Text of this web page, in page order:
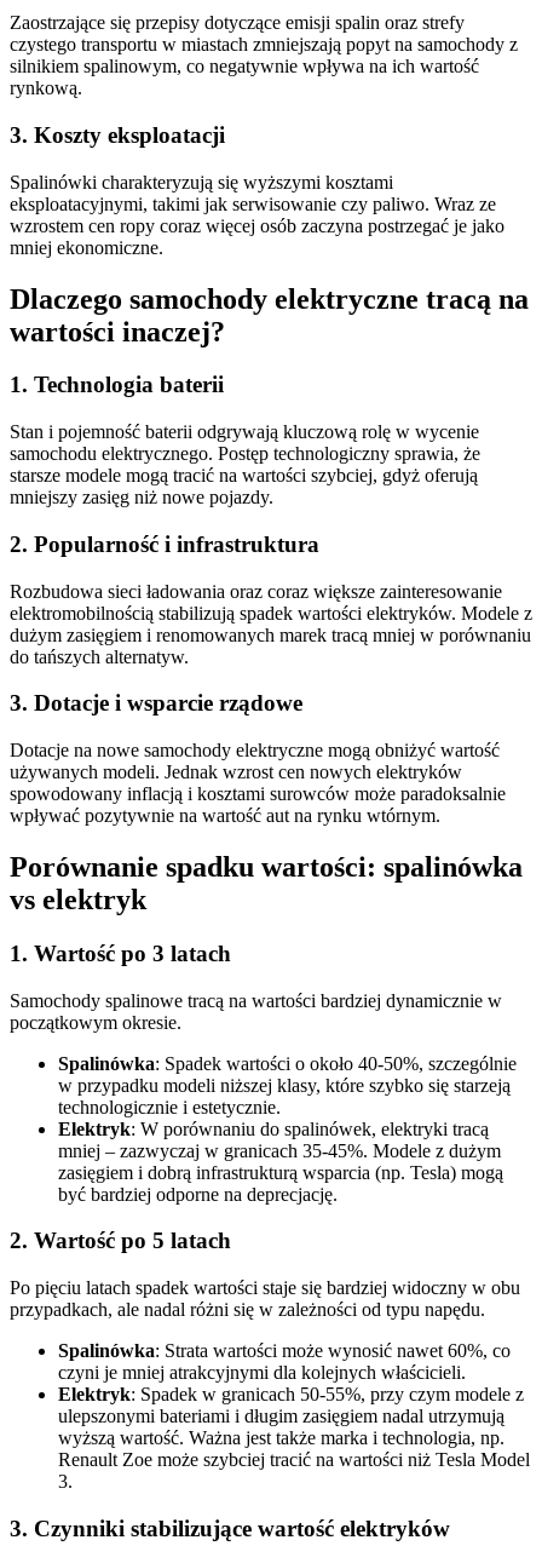
Zaostrzające się przepisy dotyczące emisji spalin oraz strefy
czystego transportu w miastach zmniejszają popyt na samochody z
silnikiem spalinowym, co negatywnie wpływa na ich wartość
rynkową.
3. Koszty eksploatacji
Spalinówki charakteryzują się wyższymi kosztami
eksploatacyjnymi, takimi jak serwisowanie czy paliwo. Wraz ze
wzrostem cen ropy coraz więcej osób zaczyna postrzegać je jako
mniej ekonomiczne.
Dlaczego samochody elektryczne tracą na
wartości inaczej?
1. Technologia baterii
Stan i pojemność baterii odgrywają kluczową rolę w wycenie
samochodu elektrycznego. Postęp technologiczny sprawia, że
starsze modele mogą tracić na wartości szybciej, gdyż oferują
mniejszy zasięg niż nowe pojazdy.
2. Popularność i infrastruktura
Rozbudowa sieci ładowania oraz coraz większe zainteresowanie
elektromobilnością stabilizują spadek wartości elektryków. Modele z
dużym zasięgiem i renomowanych marek tracą mniej w porównaniu
do tańszych alternatyw.
3. Dotacje i wsparcie rządowe
Dotacje na nowe samochody elektryczne mogą obniżyć wartość
używanych modeli. Jednak wzrost cen nowych elektryków
spowodowany inflacją i kosztami surowców może paradoksalnie
wpływać pozytywnie na wartość aut na rynku wtórnym.
Porównanie spadku wartości: spalinówka
vs elektryk
1. Wartość po 3 latach
Samochody spalinowe tracą na wartości bardziej dynamicznie w
początkowym okresie.
Spalinówka: Spadek wartości o około 40-50%, szczególnie
w przypadku modeli niższej klasy, które szybko się starzeją
technologicznie i estetycznie.
Elektryk: W porównaniu do spalinówek, elektryki tracą
mniej – zazwyczaj w granicach 35-45%. Modele z dużym
zasięgiem i dobrą infrastrukturą wsparcia (np. Tesla) mogą
być bardziej odporne na deprecjację.
2. Wartość po 5 latach
Po pięciu latach spadek wartości staje się bardziej widoczny w obu
przypadkach, ale nadal różni się w zależności od typu napędu.
Spalinówka: Strata wartości może wynosić nawet 60%, co
czyni je mniej atrakcyjnymi dla kolejnych właścicieli.
Elektryk: Spadek w granicach 50-55%, przy czym modele z
ulepszonymi bateriami i długim zasięgiem nadal utrzymują
wyższą wartość. Ważna jest także marka i technologia, np.
Renault Zoe może szybciej tracić na wartości niż Tesla Model
3.
3. Czynniki stabilizujące wartość elektryków